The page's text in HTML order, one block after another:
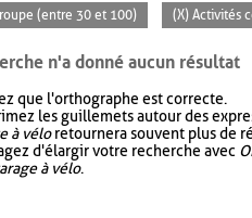
(entre 30 et 100) (X) Activités
n'a donné aucun résultat
que l'orthographe est correcte.
les guillemets autour des
à véloretournera souvent plus de
d'élargir votre recherche avec
à vélo.